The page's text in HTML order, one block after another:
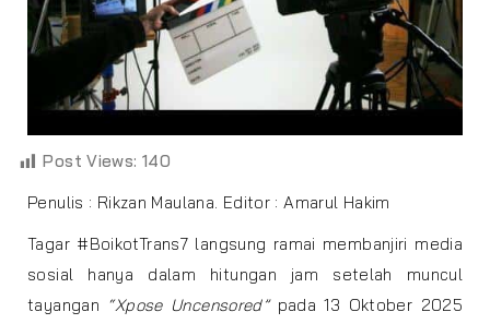
Post Views: 140
Penulis : Rikzan Maulana. Editor : Amarul Hakim
Tagar #BoikotTrans7 langsung ramai membanjiri media
sosial hanya dalam hitungan jam setelah muncul
tayangan “Xpose Uncensored”pada 13 Oktober 2025